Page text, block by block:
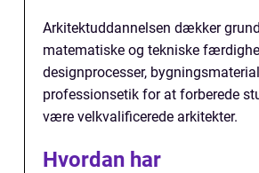
Arkitektuddannelsen dækker
matematiske og tekniske
designprocesser,
professionsetik for at forberede
være velkvalificerede arkitekter.
Hvordan har